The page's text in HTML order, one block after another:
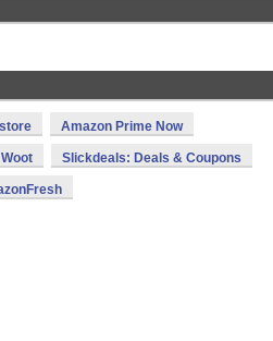
Amazon Prime Now
Woot Slickdeals: Deals & Coupons